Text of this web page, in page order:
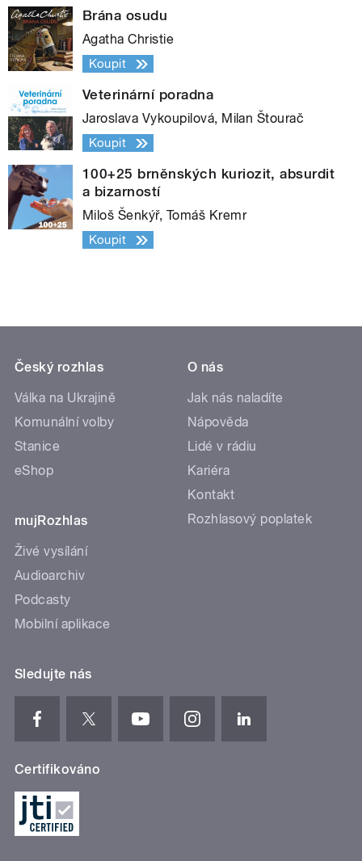
Brána osudu
Agatha Christie
Koupit
Veterinární poradna
Jaroslava Vykoupilová, Milan Štourač
Koupit
100+25 brněnských kuriozit, absurdit
a bizarností
Miloš Šenkýř, Tomáš Kremr
Koupit
Český rozhlas
Válka na Ukrajině
Komunální volby
Stanice
eShop
mujRozhlas
Živé vysílání
Audioarchiv
Podcasty
Mobilní aplikace
O nás
Jak nás naladíte
Nápověda
Lidé v rádiu
Kariéra
Kontakt
Rozhlasový poplatek
Sledujte nás
Certifikováno